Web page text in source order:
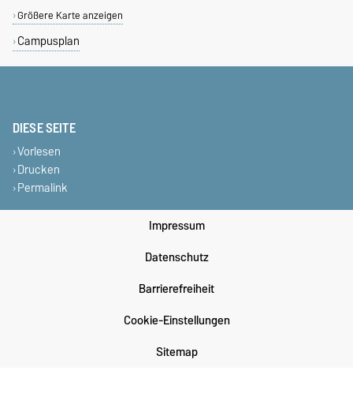
Größere Karte anzeigen
Campusplan
DIESE SEITE
Vorlesen
Drucken
Permalink
Impressum
Datenschutz
Barrierefreiheit
Cookie-Einstellungen
Sitemap